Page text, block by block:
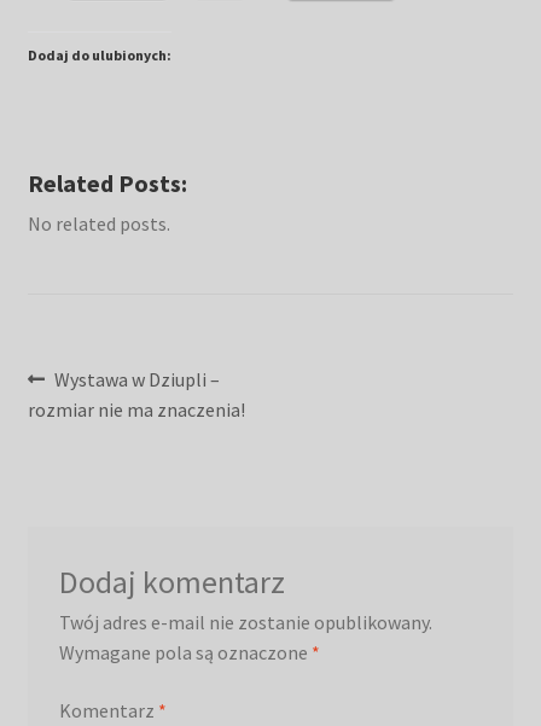
Dodaj do ulubionych:
Related Posts:
No related posts.
Nawigacja
wpisu
Poprzedni
wpis:
Wystawa w Dziupli –
rozmiar nie ma znaczenia!
Dodaj komentarz
Twój adres e-mail nie zostanie opublikowany.
Wymagane pola są oznaczone *
Komentarz *